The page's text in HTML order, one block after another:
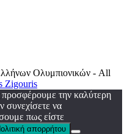
Ολυμπιονικών - All
Zigouris
την καλύτερη
συνεχίσετε να
πως είστε
απορρήτου